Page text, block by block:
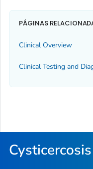
PÁGINAS
Clinical Overview
Clinical Testing and
Cysticercosis